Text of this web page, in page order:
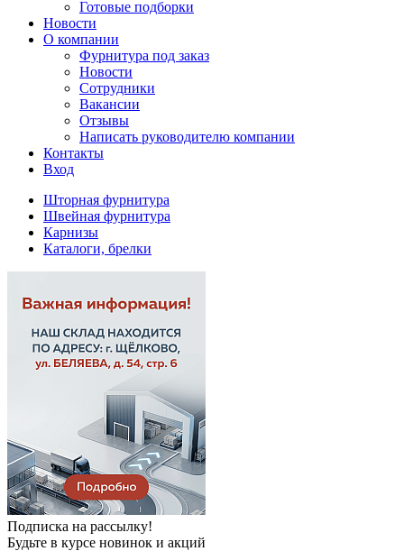
Готовые подборки
Новости
О компании
Фурнитура под заказ
Новости
Сотрудники
Вакансии
Отзывы
Написать руководителю компании
Контакты
Вход
Шторная фурнитура
Швейная фурнитура
Карнизы
Каталоги, брелки
Подписка на рассылку!
Будьте в курсе новинок и акций